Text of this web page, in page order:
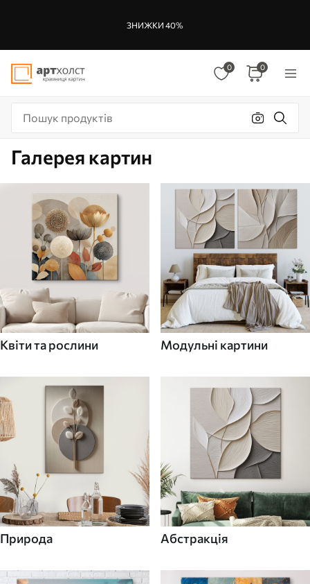
ЗНИЖКИ 40%
0 0
Галерея картин
Квіти та рослини Модульні картини
Природа Абстракція